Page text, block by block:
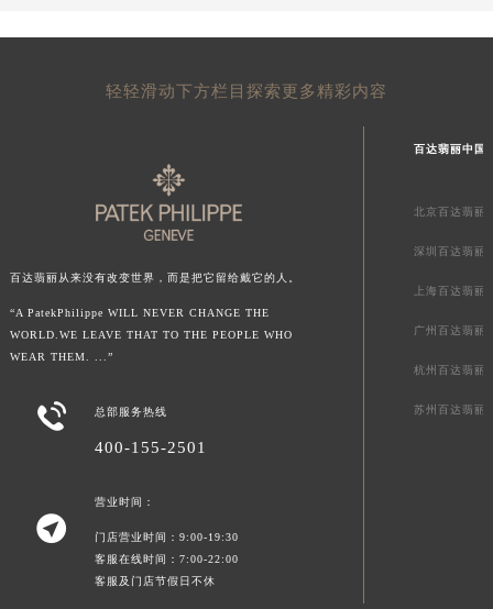
轻轻滑动下方栏目探索更多精彩内容
百达翡丽从来没有改变世界，而是把它留给戴它的人。
“A PatekPhilippe WILL NEVER CHANGE THE
WORLD.WE LEAVE THAT TO THE PEOPLE WHO
WEAR THEM. ...”
 总部服务热线
400-155-2501

营业时间：
门店营业时间：9:00-19:30
客服在线时间：7:00-22:00
客服及门店节假日不休
百达翡丽中国
北京百达翡丽
深圳百达翡丽
上海百达翡丽
广州百达翡丽
杭州百达翡丽
苏州百达翡丽